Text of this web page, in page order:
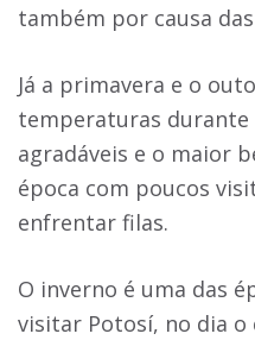
também por causa
Já a primavera e o
temperaturas durante
agradáveis e o maior
época com poucos
enfrentar filas.
O inverno é uma das
visitar Potosí, no dia o